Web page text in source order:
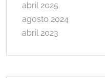
abril 2025
agosto 2024
abril 2023